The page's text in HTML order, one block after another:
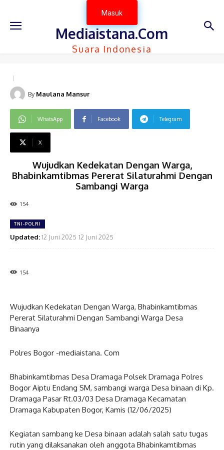
Masuk
Mediaistana.Com
Suara Indonesia
By Maulana Mansur
WhatsApp Facebook Telegram
X
Wujudkan Kedekatan Dengan Warga,
Bhabinkamtibmas Pererat Silaturahmi Dengan
Sambangi Warga
154
TNI-POLRI
Updated:12 Juni 2025 12 Juni 2025
154
Wujudkan Kedekatan Dengan Warga, Bhabinkamtibmas
Pererat Silaturahmi Dengan Sambangi Warga Desa
Binaanya
Polres Bogor -mediaistana. Com
Bhabinkamtibmas Desa Dramaga Polsek Dramaga Polres
Bogor Aiptu Endang SM, sambangi warga Desa binaan di Kp.
Dramaga Pasar Rt.03/03 Desa Dramaga Kecamatan
Dramaga Kabupaten Bogor, Kamis (12/06/2025)
Kegiatan sambang ke Desa binaan adalah salah satu tugas
rutin yang dilaksanakan oleh anggota Bhabinkamtibmas